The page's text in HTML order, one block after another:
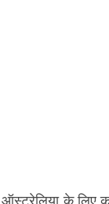
ऑस्ट्रेलिया के